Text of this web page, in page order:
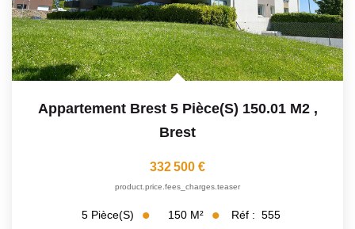
Appartement Brest 5 Pièce(s) 150.01 M2 ,
Brest
332 500 €
product.price.fees_charges.teaser
5 Pièce(s) 150 M² Réf : 555